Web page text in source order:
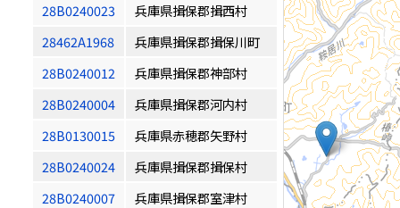
28B0240023
兵庫県揖保郡揖西村
28462A1968
兵庫県揖保郡揖保川町
28B0240012
兵庫県揖保郡神部村
28B0240004
兵庫県揖保郡河内村
28B0130015
兵庫県赤穂郡矢野村
28B0240024
兵庫県揖保郡揖保村
28B0240007
兵庫県揖保郡室津村